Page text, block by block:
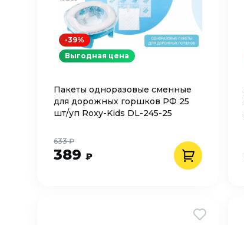
Пакеты одноразовые сменные
для дорожных горшков РФ 25
шт/уп Roxy-Kids DL-245-25
389 ₽
633 ₽
-39%
Выгодная цена